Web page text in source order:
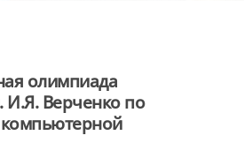
олимпиада
Верченко по